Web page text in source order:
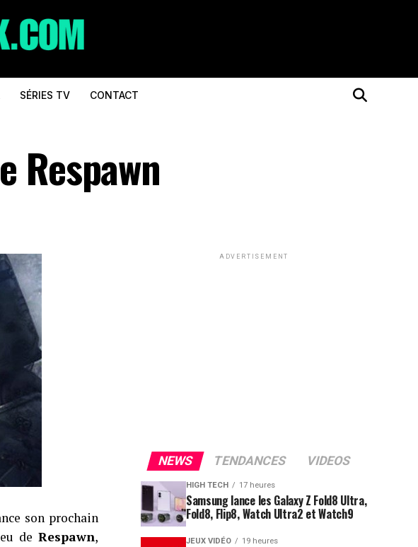
SÉRIES TV CONTACT
Respawn
son prochain
de Respawn,
ADVERTISEMENT
NEWS TENDANCES VIDEOS
HIGH TECH 17 heures
Samsung lance les Galaxy Z Fold8 Ultra,
Fold8, Flip8, Watch Ultra2 et Watch9
JEUX VIDÉO 19 heures